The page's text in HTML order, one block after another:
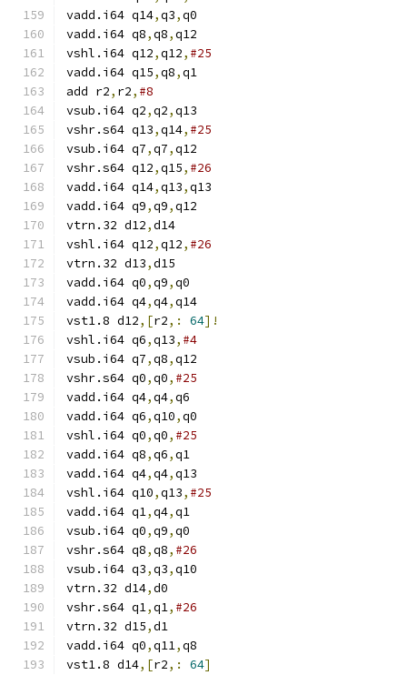
vadd.i64 q14,q3,q0
vadd.i64 q8,q8,q12
vshl.i64 q12,q12, #25
vadd.i64 q15,q8,q1
add r2, r2, #8
vsub.i64 q2,q2,q13
vshr.s64 q13,q14, #25
vsub.i64 q7,q7,q12
vshr.s64 q12,q15, #26
vadd.i64 q14,q13,q13
vadd.i64 q9,q9,q12
vtrn.32 d12,d14
vshl.i64 q12,q12, #26
vtrn.32 d13,d15
vadd.i64 q0,q9,q0
vadd.i64 q4,q4,q14
vst1.8 d12,[r2,: 64]!
vshl.i64 q6,q13, #4
vsub.i64 q7,q8,q12
vshr.s64 q0,q0, #25
vadd.i64 q4,q4,q6
vadd.i64 q6,q10,q0
vshl.i64 q0,q0, #25
vadd.i64 q8,q6,q1
vadd.i64 q4,q4,q13
vshl.i64 q10,q13, #25
vadd.i64 q1,q4,q1
vsub.i64 q0,q9,q0
vshr.s64 q8,q8, #26
vsub.i64 q3,q3,q10
vtrn.32 d14,d0
vshr.s64 q1,q1, #26
vtrn.32 d15,d1
vadd.i64 q0,q11,q8
vst1.8 d14,[r2,: 64]